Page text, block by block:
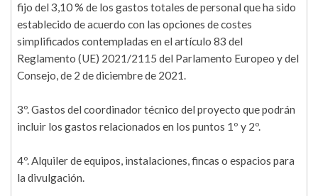
fijo del 3,10 % de los gastos totales de personal que ha sido
establecido de acuerdo con las opciones de costes
simplificados contempladas en el artículo 83 del
Reglamento (UE) 2021/2115 del Parlamento Europeo y del
Consejo, de 2 de diciembre de 2021.
3º. Gastos del coordinador técnico del proyecto que podrán
incluir los gastos relacionados en los puntos 1º y 2º.
4º. Alquiler de equipos, instalaciones, fincas o espacios para
la divulgación.